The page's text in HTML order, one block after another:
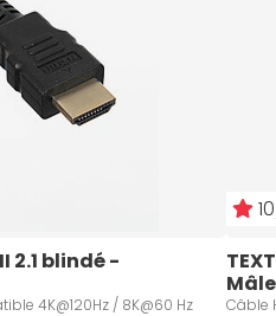
2.1 blindé -
4K@120Hz / 8K@60 Hz Câble